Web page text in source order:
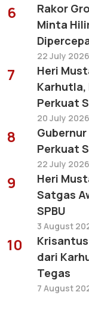
6
Rakor
Minta
22 July 2026
7
Heri
Karhutla,
Perkuat
20 July 2026
8
Perkuat
22 July 2026
9
Heri
Satgas
SPBU
3 August
10
dari
Tegas
7 August